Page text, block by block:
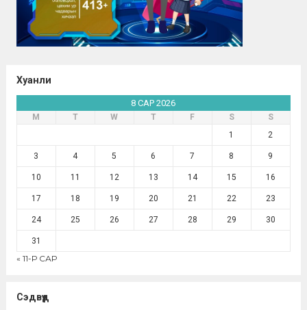
Хуанли
8 САР 2026
М Т W Т F S
S
1
2
3 4 5 6 7 8 9
10 11 12 13 14 15 16
17 18 19 20 21 22 23
24 25 26 27 28 29 30
31
« 11-Р САР
Сэдвүүд